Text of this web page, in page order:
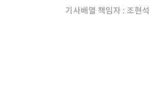
기사배열 책임자 : 조현석